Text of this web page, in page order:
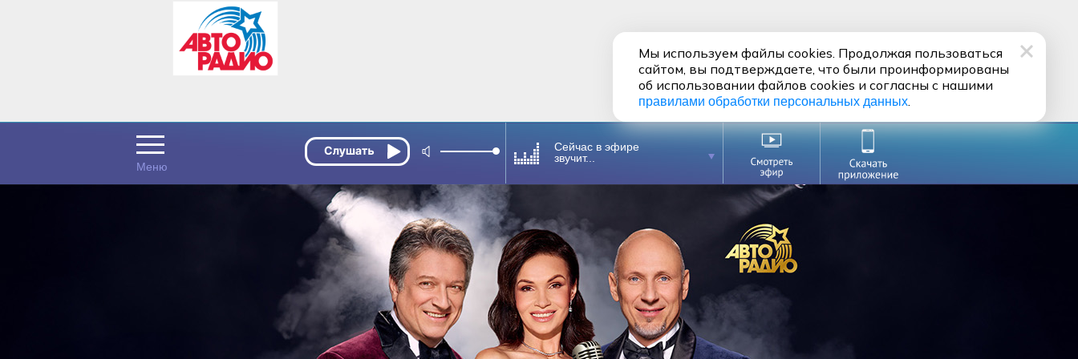
Сейчас в эфире
звучит...
Мы используем файлы cookies. Продолжая пользоваться
сайтом, вы подтверждаете, что были проинформированы
об использовании файлов cookies и согласны с нашими
правилами обработки персональных данных.